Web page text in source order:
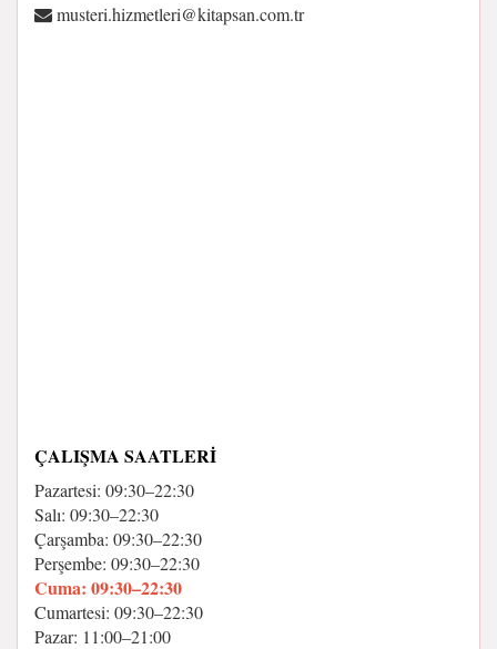
rt.moc.naspatik@ireltemzih.iretsum
ÇALIŞMA SAATLERI
Pazartesi: 09:30–22:30
Salı: 09:30–22:30
Çarşamba: 09:30–22:30
Perşembe: 09:30–22:30
Cuma: 09:30–22:30
Cumartesi: 09:30–22:30
Pazar: 11:00–21:00